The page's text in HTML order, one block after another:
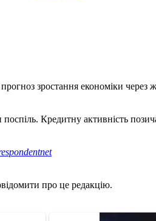
зростання економіки
поспіль. Кредитну активність
про це редакцію.